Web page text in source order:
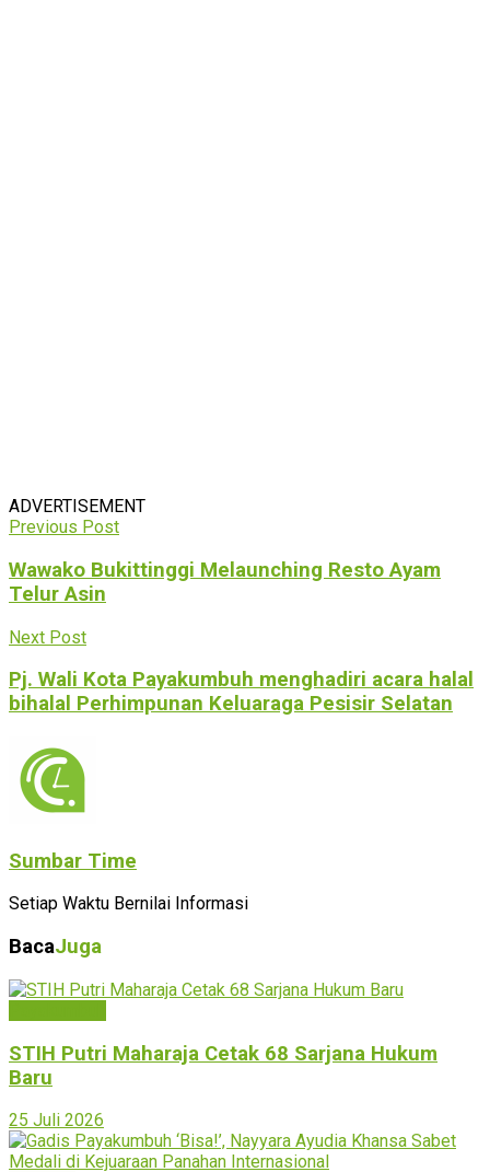
ADVERTISEMENT
Previous Post
Wawako Bukittinggi Melaunching Resto Ayam
Telur Asin
Next Post
Pj. Wali Kota Payakumbuh menghadiri acara halal
bihalal Perhimpunan Keluaraga Pesisir Selatan
Sumbar Time
Setiap Waktu Bernilai Informasi
BacaJuga
STIH Putri Maharaja Cetak 68 Sarjana Hukum
Baru
25 Juli 2026